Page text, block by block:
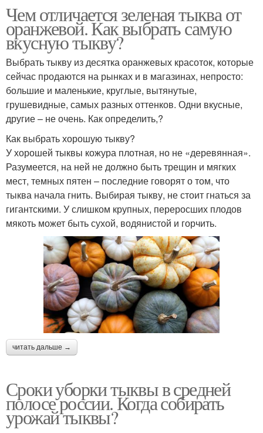
Чем отличается зеленая тыква от
оранжевой. Как выбрать самую
вкусную тыкву?
Выбрать тыкву из десятка оранжевых красоток, которые
сейчас продаются на рынках и в магазинах, непросто:
большие и маленькие, круглые, вытянутые,
грушевидные, самых разных оттенков. Одни вкусные,
другие – не очень. Как определить,?
Как выбрать хорошую тыкву?
У хорошей тыквы кожура плотная, но не «деревянная».
Разумеется, на ней не должно быть трещин и мягких
мест, темных пятен – последние говорят о том, что
тыква начала гнить. Выбирая тыкву, не стоит гнаться за
гигантскими. У слишком крупных, переросших плодов
мякоть может быть сухой, водянистой и горчить.
читать дальше →
Сроки уборки тыквы в средней
полосе россии. Когда собирать
урожай тыквы?